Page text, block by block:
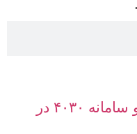
آغاز به کار راهنمای زائر و سامانه ۴۰۳۰ در